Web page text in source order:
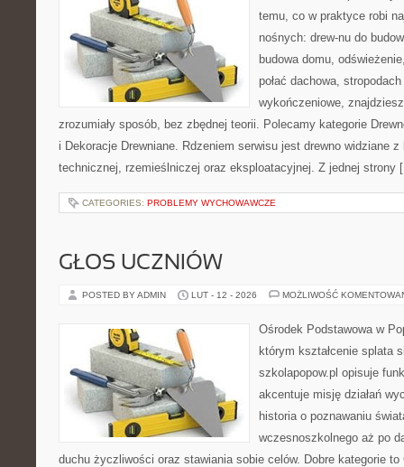
temu, co w praktyce robi
nośnych: drew-nu do
budowa domu,
połać dachowa,
wykończeniowe,
zrozumiały sposób, bez zbędnej teorii. Polecamy kategorie
i Dekoracje Drewniane. Rdzeniem serwisu jest drewno widziane
technicznej, rzemieślniczej oraz eksploatacyjnej. Z jednej strony
CATEGORIES: PROBLEMY WYCHOWAWCZE
GŁOS UCZNIÓW
POSTED BY ADMIN LUT - 12 - 2026 MOŻLIWOŚĆ
Ośrodek Podstawowa w
którym kształcenie splata
szkolapopow.pl opisuje
akcentuje misję działań
historia o poznawaniu
wczesnoszkolnego aż po
duchu życzliwości oraz stawiania sobie celów. Dobre kategorie to